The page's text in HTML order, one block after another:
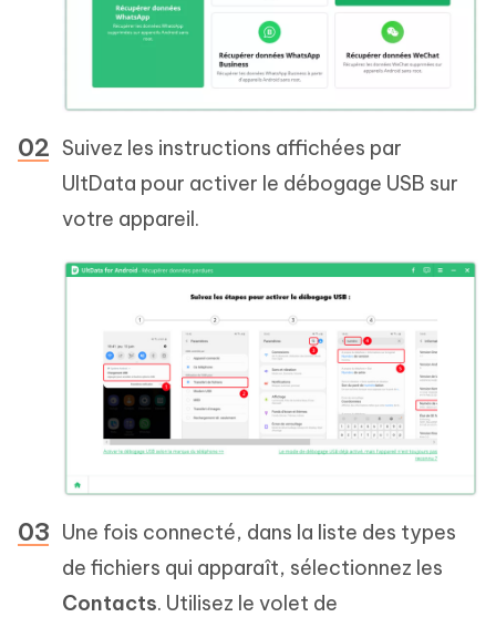
Suivez les instructions affichées par
UltData pour activer le débogage USB sur
votre appareil.
Une fois connecté, dans la liste des types
de fichiers qui apparaît, sélectionnez les
Contacts. Utilisez le volet de